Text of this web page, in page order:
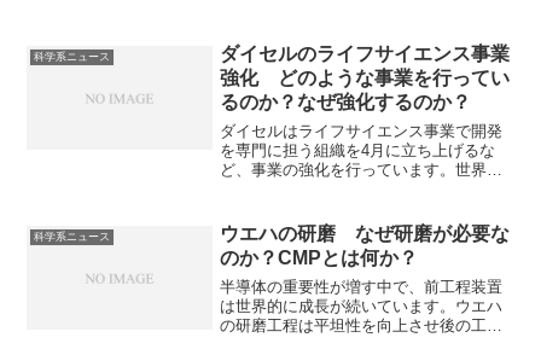
スも提供する点が特徴的な月着陸船で
す。Starship HLSの特徴や開発が遅れて
いる理由を知ることができます。
科学系ニュース
ダイセルのライフサイエンス事業
強化 どのような事業を行ってい
るのか？なぜ強化するのか？
ダイセルはライフサイエンス事業で開発
を専門に担う組織を4月に立ち上げるな
ど、事業の強化を行っています。世界シ
針注射器の開発が主な事業内容です。な
ぜ強化するのかやキラル分離カラムの仕
組みを知ることができます。
科学系ニュース
ウエハの研磨 なぜ研磨が必要な
のか？CMPとは何か？
半導体の重要性が増す中で、前工程装置
は世界的に成長が続いています。ウエハ
の研磨工程は平坦性を向上させ後の工程